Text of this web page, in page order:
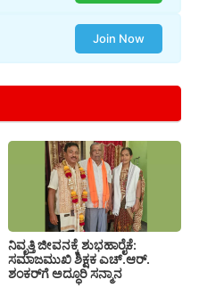
Join Now
ನಿವೃತ್ತಿ ಜೀವನಕ್ಕೆ ಶುಭಹಾರೈಕೆ:
ಸಮಾಜಮುಖಿ ಶಿಕ್ಷಕ ಎಚ್.ಆರ್.
ಶಂಕರ್‌ಗೆ ಅದ್ಧೂರಿ ಸನ್ಮಾನ